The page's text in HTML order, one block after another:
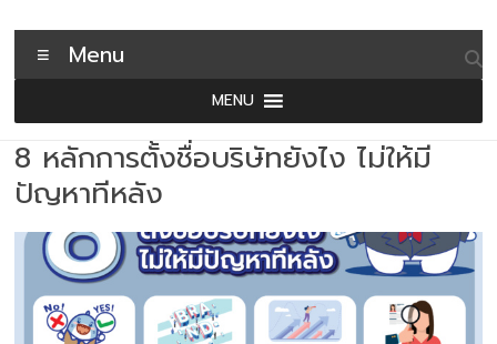
Menu
MENU
8 หลักการตั้งชื่อบริษัทยังไง ไม่ให้มี
ปัญหาทีหลัง